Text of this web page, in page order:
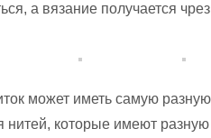
а вязание получается
может иметь самую
нитей, которые имеют